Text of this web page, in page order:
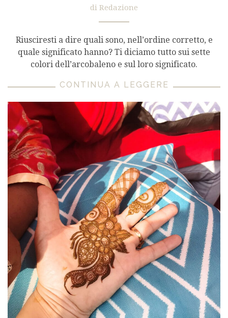
di Redazione
Riusciresti a dire quali sono, nell’ordine corretto, e
quale significato hanno? Ti diciamo tutto sui sette
colori dell’arcobaleno e sul loro significato.
CONTINUA A LEGGERE